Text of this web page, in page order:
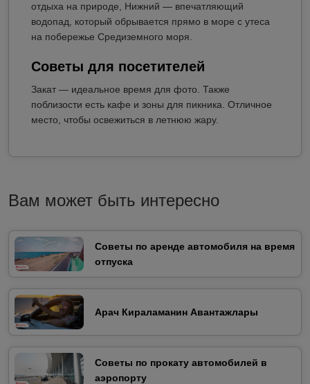
отдыха на природе, Нижний — впечатляющий
водопад, который обрывается прямо в море с утеса
на побережье Средиземного моря.
Советы для посетителей
Закат — идеальное время для фото. Также
поблизости есть кафе и зоны для пикника. Отличное
место, чтобы освежиться в летнюю жару.
Вам может быть интересно
Советы по аренде автомобиля на время
отпуска
Арач Кираламанин Авантажлары
Советы по прокату автомобилей в
аэропорту